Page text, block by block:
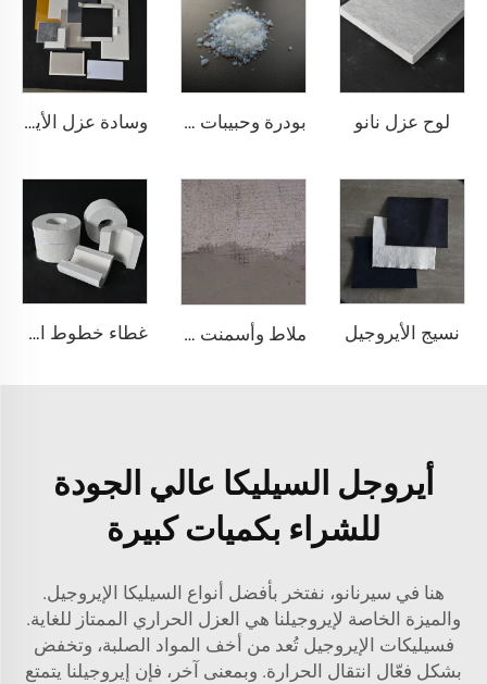
لوح عزل نانو بودرة وحبيبات الأجل النانوية وسادة عزل الأيروجيل
نسيج الأيروجيل ملاط وأسمنت الأيروجيل غطاء خطوط الأنابيب من الأيروجل
أيروجل السيليكا عالي الجودة
للشراء بكميات كبيرة
هنا في سيرنانو، نفتخر بأفضل أنواع السيليكا الإيروجيل.
والميزة الخاصة لإيروجيلنا هي العزل الحراري الممتاز للغاية.
فسيليكات الإيروجيل تُعد من أخف المواد الصلبة، وتخفض
بشكل فعّال انتقال الحرارة. وبمعنى آخر، فإن إيروجيلنا يتمتع